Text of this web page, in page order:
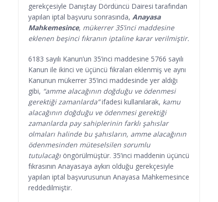
gerekçesiyle Danıştay Dördüncü Dairesi tarafından
yapılan iptal başvuru sonrasında,Anayasa
Mahkemesince, mükerrer 35’inci maddesine
eklenen beşinci fıkranın iptaline karar verilmiştir.
6183 sayılı Kanun’un 35’inci maddesine 5766 sayılı
Kanun ile ikinci ve üçüncü fıkraları eklenmiş ve aynı
Kanunun mükerrer 35’inci maddesinde yer aldığı
gibi, “amme alacağının doğduğu ve ödenmesi
gerektiği zamanlarda”ifadesi kullanılarak, kamu
alacağının doğduğu ve ödenmesi gerektiği
zamanlarda pay sahiplerinin farklı şahıslar
olmaları halinde bu şahısların, amme alacağının
ödenmesinden müteselsilen sorumlu
tutulacağı öngörülmüştür. 35’inci maddenin üçüncü
fıkrasının Anayasaya aykırı olduğu gerekçesiyle
yapılan iptal başvurusunun Anayasa Mahkemesince
reddedilmiştir.